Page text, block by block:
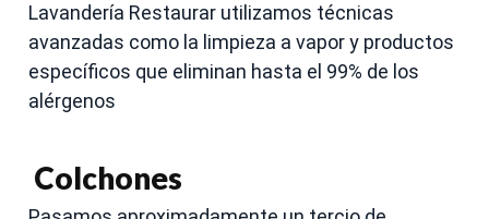
Lavandería Restaurar utilizamos técnicas
avanzadas como la limpieza a vapor y productos
específicos que eliminan hasta el 99% de los
alérgenos
Colchones